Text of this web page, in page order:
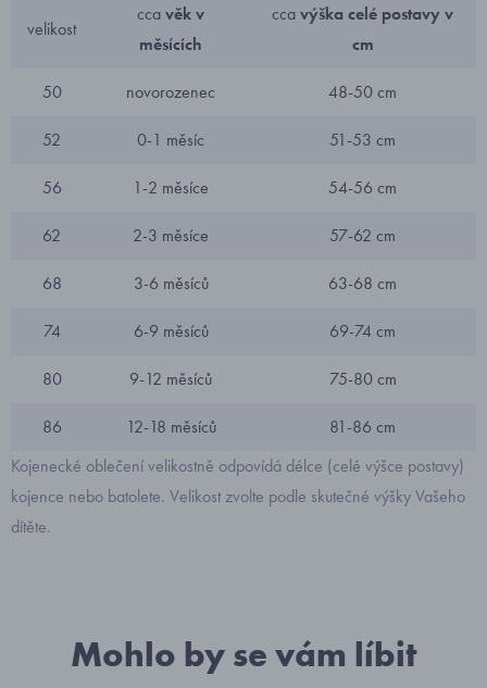
velikost
ccavěk v
měsících
ccavýška celé postavy v
cm
50 novorozenec 48-50 cm
52 0-1 měsíc 51-53 cm
56 1-2 měsíce 54-56 cm
62 2-3 měsíce 57-62 cm
68 3-6 měsíců 63-68 cm
74 6-9 měsíců 69-74 cm
80 9-12 měsíců 75-80 cm
86 12-18 měsíců
81-86 cm
Kojenecké oblečení velikostně odpovídá délce (celé výšce postavy)
kojence nebo batolete. Velikost zvolte podle skutečné výšky Vašeho
dítěte.
Mohlo by se vám líbit